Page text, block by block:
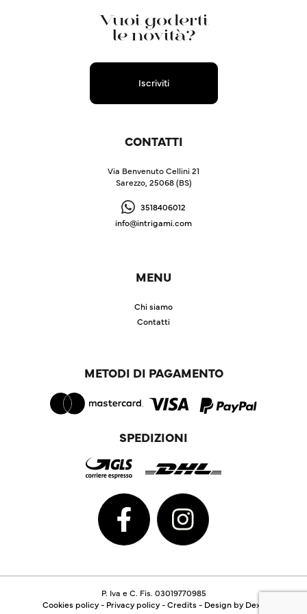
Vuoi goderti
le novità?
Iscriviti
CONTATTI
Via Benvenuto Cellini 21
Sarezzo, 25068 (BS)
3518406012
info@intrigami.com
MENU
Chi siamo
Contatti
METODI DI PAGAMENTO
SPEDIZIONI
P. Iva e C. Fis. 03019770985
Cookies policy- Privacy policy-Credits- Design by Dexa